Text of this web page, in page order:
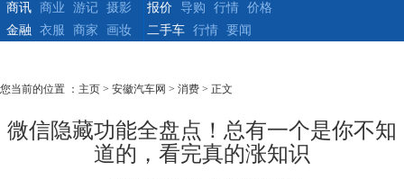
商讯
商业 游记
摄影
金融
衣服 商家 画妆
报价 导购 行情
价格
二手车
行情 要闻
您当前的位置 ： 主页 > 安徽汽车网 > 消费 > 正文
微信隐藏功能全盘点！总有一个是你不知
道的，看完真的涨知识